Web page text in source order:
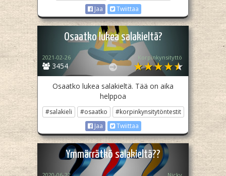
Jaa
Twiittaa
Osaatko lukea salakieltä?
3454
2021-02-26 Korpinkynsityttö
Osaatko lukea salakieltä. Tää on aika
helppoa
#salakieli #osaatko
#korpinkynsitytöntestit
Jaa
Twiittaa
Ymmärrätkö salakieltä??